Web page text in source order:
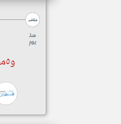
منذ
يوم
و٥مقالات مشابهة من مصادر أخرى